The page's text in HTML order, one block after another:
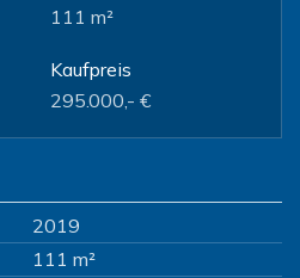
111 m²
Kaufpreis
295.000,- €
2019
111 m²